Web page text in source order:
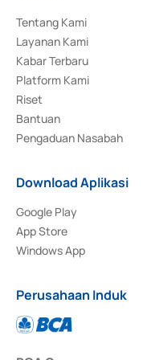
Tentang Kami
Layanan Kami
Kabar Terbaru
Platform Kami
Riset
Bantuan
Pengaduan Nasabah
Download Aplikasi
Google Play
App Store
Windows App
Perusahaan Induk